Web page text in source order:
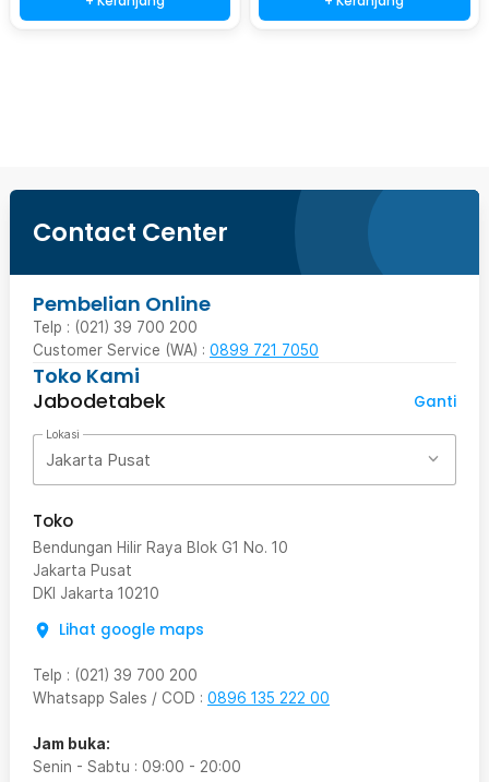
Contact Center
Pembelian Online
Telp : (021) 39 700 200
Customer Service (WA) : 0899 721 7050
Toko Kami
Jabodetabek
Ganti
Lokasi
Jakarta Pusat
Toko
Bendungan Hilir Raya Blok G1 No. 10
Jakarta Pusat
DKI Jakarta 10210
Lihat google maps
Telp : (021) 39 700 200
Whatsapp Sales / COD : 0896 135 222 00
Jam buka:
Senin - Sabtu : 09:00 - 20:00